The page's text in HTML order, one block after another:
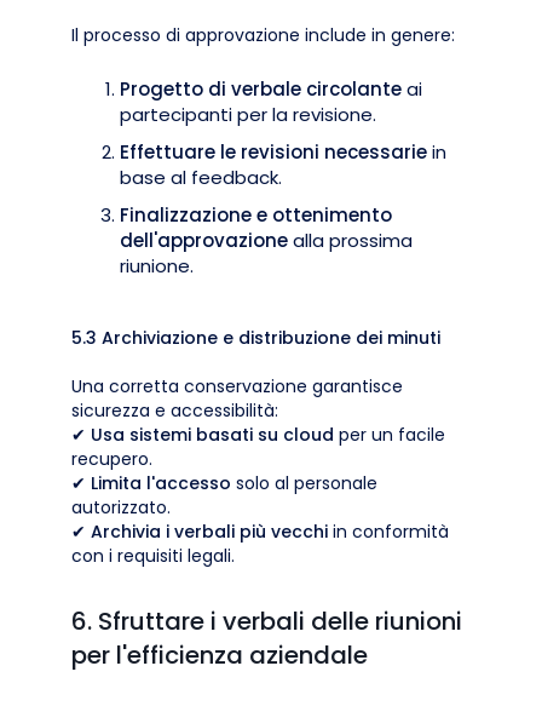
Il processo di approvazione include in genere:
Progetto di verbale circolanteai
partecipanti per la revisione.
Effettuare le revisioni necessariein
base al feedback.
Finalizzazione e ottenimento
dell'approvazionealla prossima
riunione.
5.3 Archiviazione e distribuzione dei minuti
Una corretta conservazione garantisce
sicurezza e accessibilità:
✔ Usa sistemi basati su cloud per un facile
recupero.
✔ Limita l'accesso solo al personale
autorizzato.
✔ Archivia i verbali più vecchi in conformità
con i requisiti legali.
6. Sfruttare i verbali delle riunioni
per l'efficienza aziendale